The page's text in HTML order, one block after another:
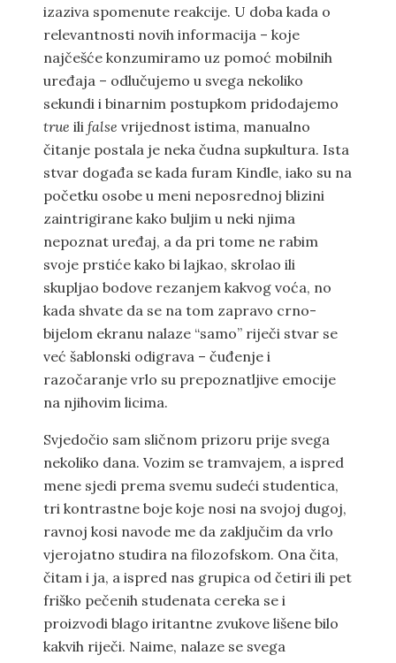
izaziva spomenute reakcije. U doba kada o
relevantnosti novih informacija – koje
najčešće konzumiramo uz pomoć mobilnih
uređaja – odlučujemo u svega nekoliko
sekundi i binarnim postupkom pridodajemo
true ilifalse vrijednost istima, manualno
čitanje postala je neka čudna supkultura. Ista
stvar događa se kada furam Kindle, iako su na
početku osobe u meni neposrednoj blizini
zaintrigirane kako buljim u neki njima
nepoznat uređaj, a da pri tome ne rabim
svoje prstiće kako bi lajkao, skrolao ili
skupljao bodove rezanjem kakvog voća, no
kada shvate da se na tom zapravo crno-
bijelom ekranu nalaze “samo” riječi stvar se
već šablonski odigrava – čuđenje i
razočaranje vrlo su prepoznatljive emocije
na njihovim licima.
Svjedočio sam sličnom prizoru prije svega
nekoliko dana. Vozim se tramvajem, a ispred
mene sjedi prema svemu sudeći studentica,
tri kontrastne boje koje nosi na svojoj dugoj,
ravnoj kosi navode me da zaključim da vrlo
vjerojatno studira na filozofskom. Ona čita,
čitam i ja, a ispred nas grupica od četiri ili pet
friško pečenih studenata cereka se i
proizvodi blago iritantne zvukove lišene bilo
kakvih riječi. Naime, nalaze se svega